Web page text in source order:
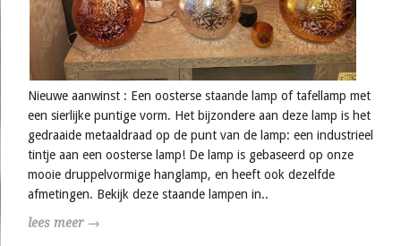
Nieuwe aanwinst : Een oosterse staande lamp of tafellamp met
een sierlijke puntige vorm. Het bijzondere aan deze lamp is het
gedraaide metaaldraad op de punt van de lamp: een industrieel
tintje aan een oosterse lamp! De lamp is gebaseerd op onze
mooie druppelvormige hanglamp, en heeft ook dezelfde
afmetingen. Bekijk deze staande lampen in..
lees meer →